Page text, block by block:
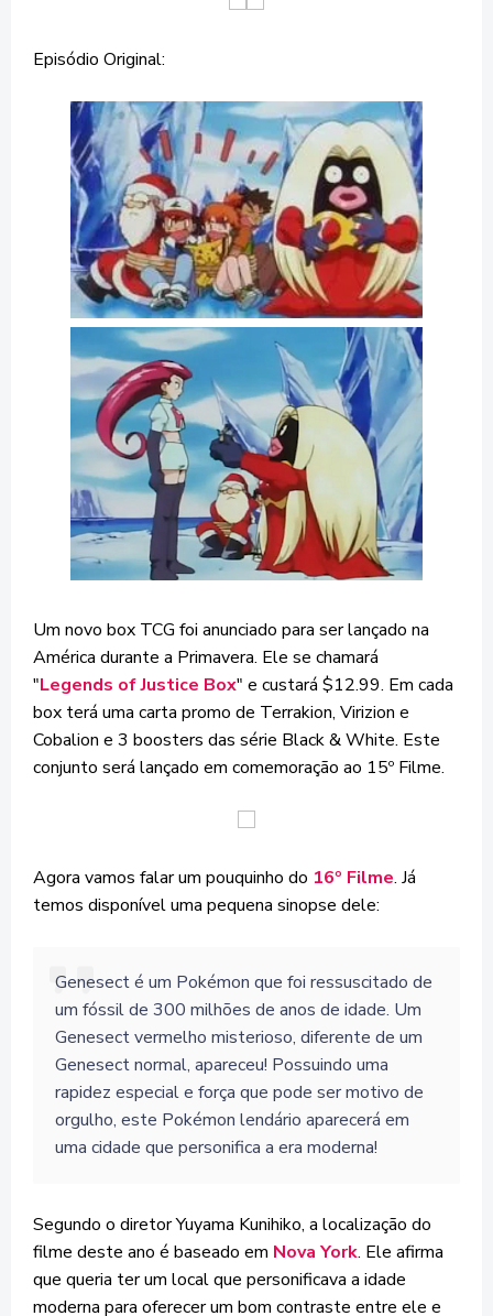
Episódio Original:
Um novo box TCG foi anunciado para ser lançado na
América durante a Primavera. Ele se chamará
"Legends of Justice Box" e custará $12.99. Em cada
box terá uma carta promo de Terrakion, Virizion e
Cobalion e 3 boosters das série Black & White. Este
conjunto será lançado em comemoração ao 15º Filme.
Agora vamos falar um pouquinho do 16º Filme. Já
temos disponível uma pequena sinopse dele:
Genesect é um Pokémon que foi ressuscitado de
um fóssil de 300 milhões de anos de idade. Um
Genesect vermelho misterioso, diferente de um
Genesect normal, apareceu! Possuindo uma
rapidez especial e força que pode ser motivo de
orgulho, este Pokémon lendário aparecerá em
uma cidade que personifica a era moderna!
Segundo o diretor Yuyama Kunihiko, a localização do
filme deste ano é baseado em Nova York. Ele afirma
que queria ter um local que personificava a idade
moderna para oferecer um bom contraste entre ele e